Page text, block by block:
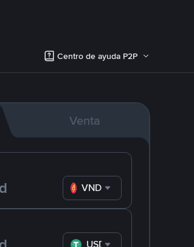
Centro de ayuda P2P
Venta
VND
USDT